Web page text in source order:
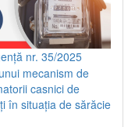
nr. 35/2025
mecanism de
casnici de
în situația de sărăcie